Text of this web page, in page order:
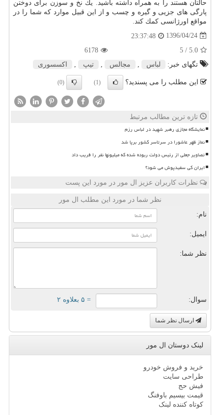
حالتان هستند را به همراه داشته باشید. یك نخ و سوزن برای دوختن
پارگی های جزیی و گیره و چسب و از این قبیل موارد كه شما را در
مواقع اورژانسی كمك كند.
1396/04/24
23:37:48
5.0
/ 5
6178
تگهای خبر:
لباس مجالس تیپ اكسسوری
این مطلب را می پسندید؟ (1)
(0)
تازه ترین مطالب مرتبط
نمایشگاه مجازی رهبر شهید در لباس رزم
نماز ظهر عاشورا در سرتاسر کشور برپا شد
تصاویر جعلی از رئیس دولت ربوده شده که میلیونها نفر را فریب داد
ایران کی سفیدپوش می شود؟
نظرات کاربران عزیز ال مور در مورد این پست
نظر شما در مورد این مطلب ال مور
نام:
ایمیل:
نظر شما:
سوال: = ۵ بعلاوه ۲
ارسال نظر شما
لینک دوستان ال مور
خرید و فروش خودرو
طراحی سایت
فیش حج
قیمت بیسیم باوفنگ
کوتاه کننده لینک